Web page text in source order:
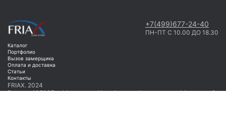
+7(499)677-24-40
ПН-ПТ С 10.00 ДО 18.30
Каталог
Портфолио
Вызов замерщика
Оплата и доставка
Статьи
Контакты
FRIAX. 2024
Россия, 105037, г. Москва, ул. Измайловский проезд, дом 14, корпус 2